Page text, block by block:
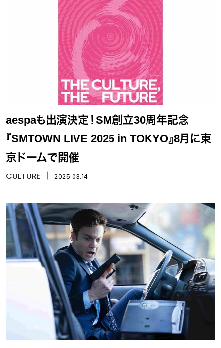
aespaも出演決定！SM創立30周年記念
『SMTOWN LIVE 2025 in TOKYO』8月に東
京ドームで開催
CULTURE 2025.03.14